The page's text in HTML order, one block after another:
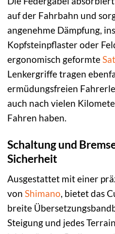
auf der Fahrbahn und
angenehme Dämpfung,
Kopfsteinpflaster oder
ergonomisch geformte
Lenkergriffe tragen
ermüdungsfreien
auch nach vielen
Fahren haben.
Schaltung und
Sicherheit
Ausgestattet mit einer
von Shimano , bietet das
breite
Steigung und jedes